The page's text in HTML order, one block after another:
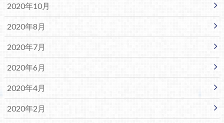
2020年10月
2020年8月
2020年7月
2020年6月
2020年4月
2020年2月